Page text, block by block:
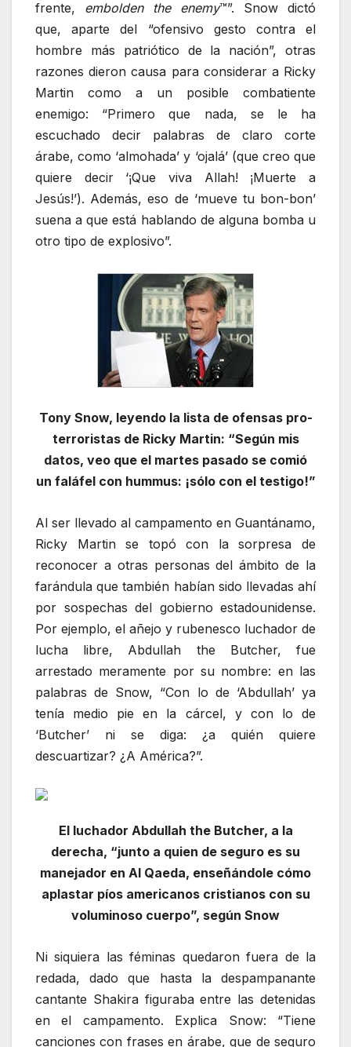
frente, embolden the enemy™”. Snow dictó
que, aparte del “ofensivo gesto contra el
hombre más patriótico de la nación”, otras
razones dieron causa para considerar a Ricky
Martin como a un posible combatiente
enemigo: “Primero que nada, se le ha
escuchado decir palabras de claro corte
árabe, como ‘almohada’ y ‘ojalá’ (que creo que
quiere decir ‘¡Que viva Allah! ¡Muerte a
Jesús!’). Además, eso de ‘mueve tu bon-bon’
suena a que está hablando de alguna bomba u
otro tipo de explosivo”.
Tony Snow, leyendo la lista de ofensas pro-
terroristas de Ricky Martin: “Según mis
datos, veo que el martes pasado se comió
un faláfel con hummus: ¡sólo con el testigo!”
Al ser llevado al campamento en Guantánamo,
Ricky Martin se topó con la sorpresa de
reconocer a otras personas del ámbito de la
farándula que también habían sido llevadas ahí
por sospechas del gobierno estadounidense.
Por ejemplo, el añejo y rubenesco luchador de
lucha libre, Abdullah the Butcher, fue
arrestado meramente por su nombre: en las
palabras de Snow, “Con lo de ‘Abdullah’ ya
tenía medio pie en la cárcel, y con lo de
‘Butcher’ ni se diga: ¿a quién quiere
descuartizar? ¿A América?”.
El luchador Abdullah the Butcher, a la
derecha, “junto a quien de seguro es su
manejador en Al Qaeda, enseñándole cómo
aplastar píos americanos cristianos con su
voluminoso cuerpo”, según Snow
Ni siquiera las féminas quedaron fuera de la
redada, dado que hasta la despampanante
cantante Shakira figuraba entre las detenidas
en el campamento. Explica Snow: “Tiene
canciones con frases en árabe, que de seguro